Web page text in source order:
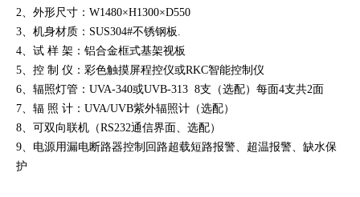
2、外形尺寸：W1480×H1300×D550
3、机身材质：SUS304#不锈钢板.
4、试 样 架：铝合金框式基架视板
5、控 制 仪：彩色触摸屏程控仪或RKC智能控制仪
6、辐照灯管：UVA-340或UVB-313 8支（选配）每面4支共2面
7、辐 照 计：UVA/UVB紫外辐照计（选配）
8、可双向联机（RS232通信界面、选配）
9、电源用漏电断路器控制回路超载短路报警、超温报警、缺水保
护